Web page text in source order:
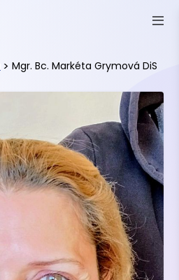
> Mgr. Bc. Markéta Grymová DiS